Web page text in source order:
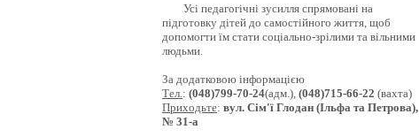
Усі педагогічні зусилля спрямовані на
підготовку дітей до самостійного життя, щоб
допомогти їм стати соціально-зрілими та вільними
людьми.
За додатковою інформацією
Тел. : (048)799-70-24(адм.), (048)715-66-22 (вахта)
Приходьте: вул. Сім'ї Глодан (Ільфа та Петрова),
№ 31-а